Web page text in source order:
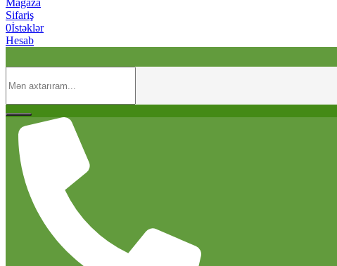
Mağaza
Sifariş
0İstəklər
Hesab